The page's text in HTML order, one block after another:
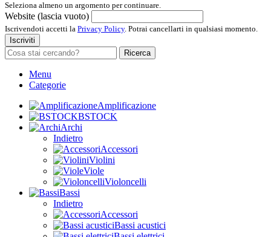
Seleziona almeno un argomento per continuare.
Website (lascia vuoto)
Iscrivendoti accetti la Privacy Policy. Potrai cancellarti in qualsiasi momento.
Iscriviti
Ricerca
Menu
Categorie
Amplificazione
BSTOCK
Archi
Indietro
Accessori
Violini
Viole
Violoncelli
Bassi
Indietro
Accessori
Bassi acustici